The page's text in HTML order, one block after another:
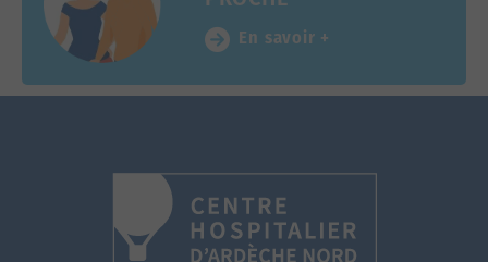
En savoir +